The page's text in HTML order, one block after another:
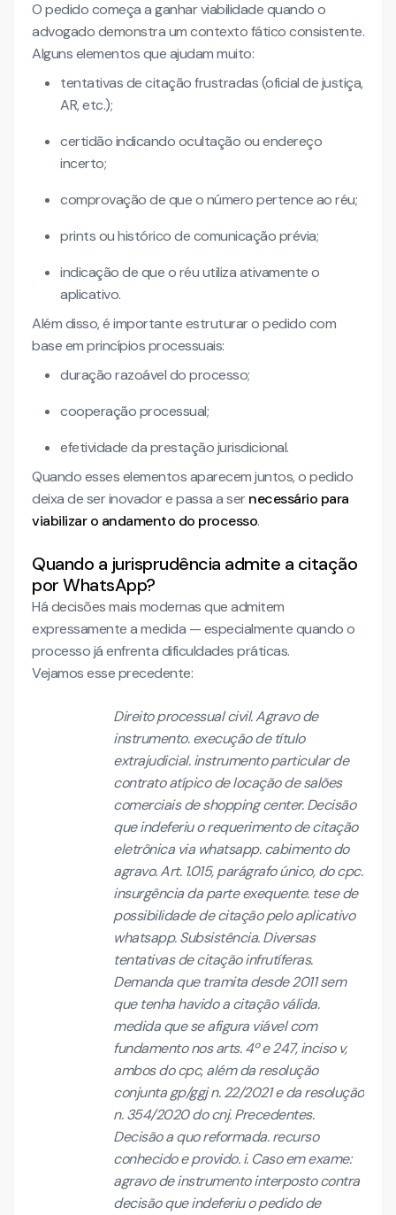
O pedido começa a ganhar viabilidade quando o
advogado demonstra um contexto fático consistente.
Alguns elementos que ajudam muito:
tentativas de citação frustradas (oficial de justiça,
AR, etc.);
certidão indicando ocultação ou endereço
incerto;
comprovação de que o número pertence ao réu;
prints ou histórico de comunicação prévia;
indicação de que o réu utiliza ativamente o
aplicativo.
Além disso, é importante estruturar o pedido com
base em princípios processuais:
duração razoável do processo;
cooperação processual;
efetividade da prestação jurisdicional.
Quando esses elementos aparecem juntos, o pedido
deixa de ser inovador e passa a sernecessário para
viabilizar o andamento do processo.
Quando a jurisprudência admite a citação
por WhatsApp?
Há decisões mais modernas que admitem
expressamente a medida — especialmente quando o
processo já enfrenta dificuldades práticas.
Vejamos esse precedente:
Direito processual civil. Agravo de
instrumento. execução de título
extrajudicial. instrumento particular de
contrato atípico de locação de salões
comerciais de shopping center. Decisão
que indeferiu o requerimento de citação
eletrônica via whatsapp. cabimento do
agravo. Art. 1.015, parágrafo único, do cpc.
insurgência da parte exequente. tese de
possibilidade de citação pelo aplicativo
whatsapp. Subsistência. Diversas
tentativas de citação infrutíferas.
Demanda que tramita desde 2011 sem
que tenha havido a citação válida.
medida que se afigura viável com
fundamento nos arts. 4º e 247, inciso v,
ambos do cpc, além da resolução
conjunta gp/ggj n. 22/2021 e da resolução
n. 354/2020 do cnj. Precedentes.
Decisão a quo reformada. recurso
conhecido e provido. i. Caso em exame:
agravo de instrumento interposto contra
decisão que indeferiu o pedido de